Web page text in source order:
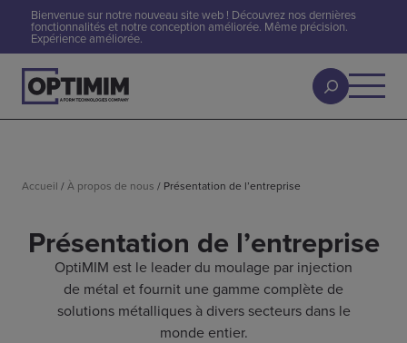
Bienvenue sur notre nouveau site web ! Découvrez nos dernières
fonctionnalités et notre conception améliorée. Même précision.
Expérience améliorée.
Accueil /À propos de nous / Présentation de l’entreprise
Présentation de l’entreprise
OptiMIM est le leader du moulage par injection
de métal et fournit une gamme complète de
solutions métalliques à divers secteurs dans le
monde entier.